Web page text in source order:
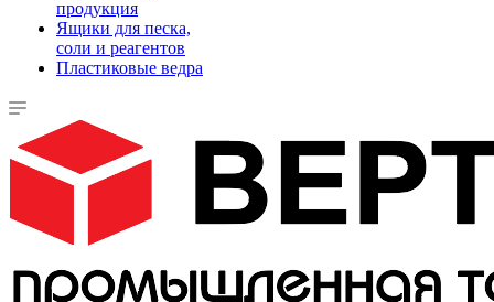
продукция
Ящики для песка,
соли и реагентов
Пластиковые ведра